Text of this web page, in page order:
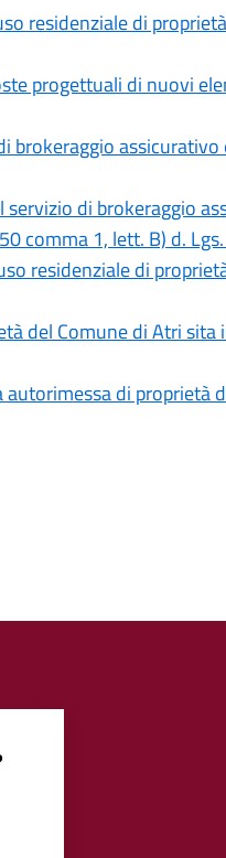
residenziale di
progettuali di nuovi
brokeraggio assicurativo
di brokeraggio
comma 1, lett. B) d.
residenziale di
del Comune di Atri sita
di proprietà